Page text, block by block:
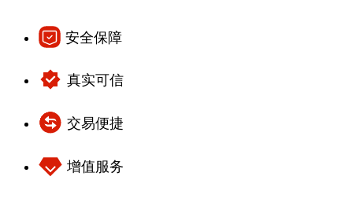
安全保障
真实可信
交易便捷
增值服务